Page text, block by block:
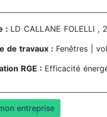
: LD CALLANE FOLELLI ,
de travaux : Fenêtres |
RGE : Efficacité
entreprise